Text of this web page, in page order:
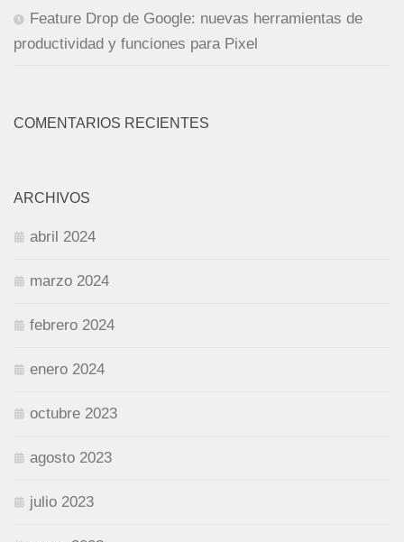
Feature Drop de Google: nuevas herramientas de
productividad y funciones para Pixel
COMENTARIOS RECIENTES
ARCHIVOS
abril 2024
marzo 2024
febrero 2024
enero 2024
octubre 2023
agosto 2023
julio 2023